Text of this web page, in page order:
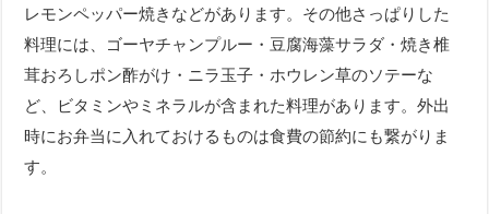
レモンペッパー焼きなどがあります。その他さっぱりした
料理には、ゴーヤチャンプルー・豆腐海藻サラダ・焼き椎
茸おろしポン酢がけ・ニラ玉子・ホウレン草のソテーな
ど、ビタミンやミネラルが含まれた料理があります。外出
時にお弁当に入れておけるものは食費の節約にも繋がりま
す。